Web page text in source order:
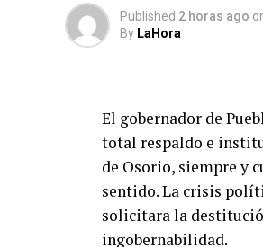
Published 2 horas ago
By LaHora
El gobernador de
total respaldo e
de Osorio, siempre y
sentido. La crisis
solicitara la
ingobernabilidad.